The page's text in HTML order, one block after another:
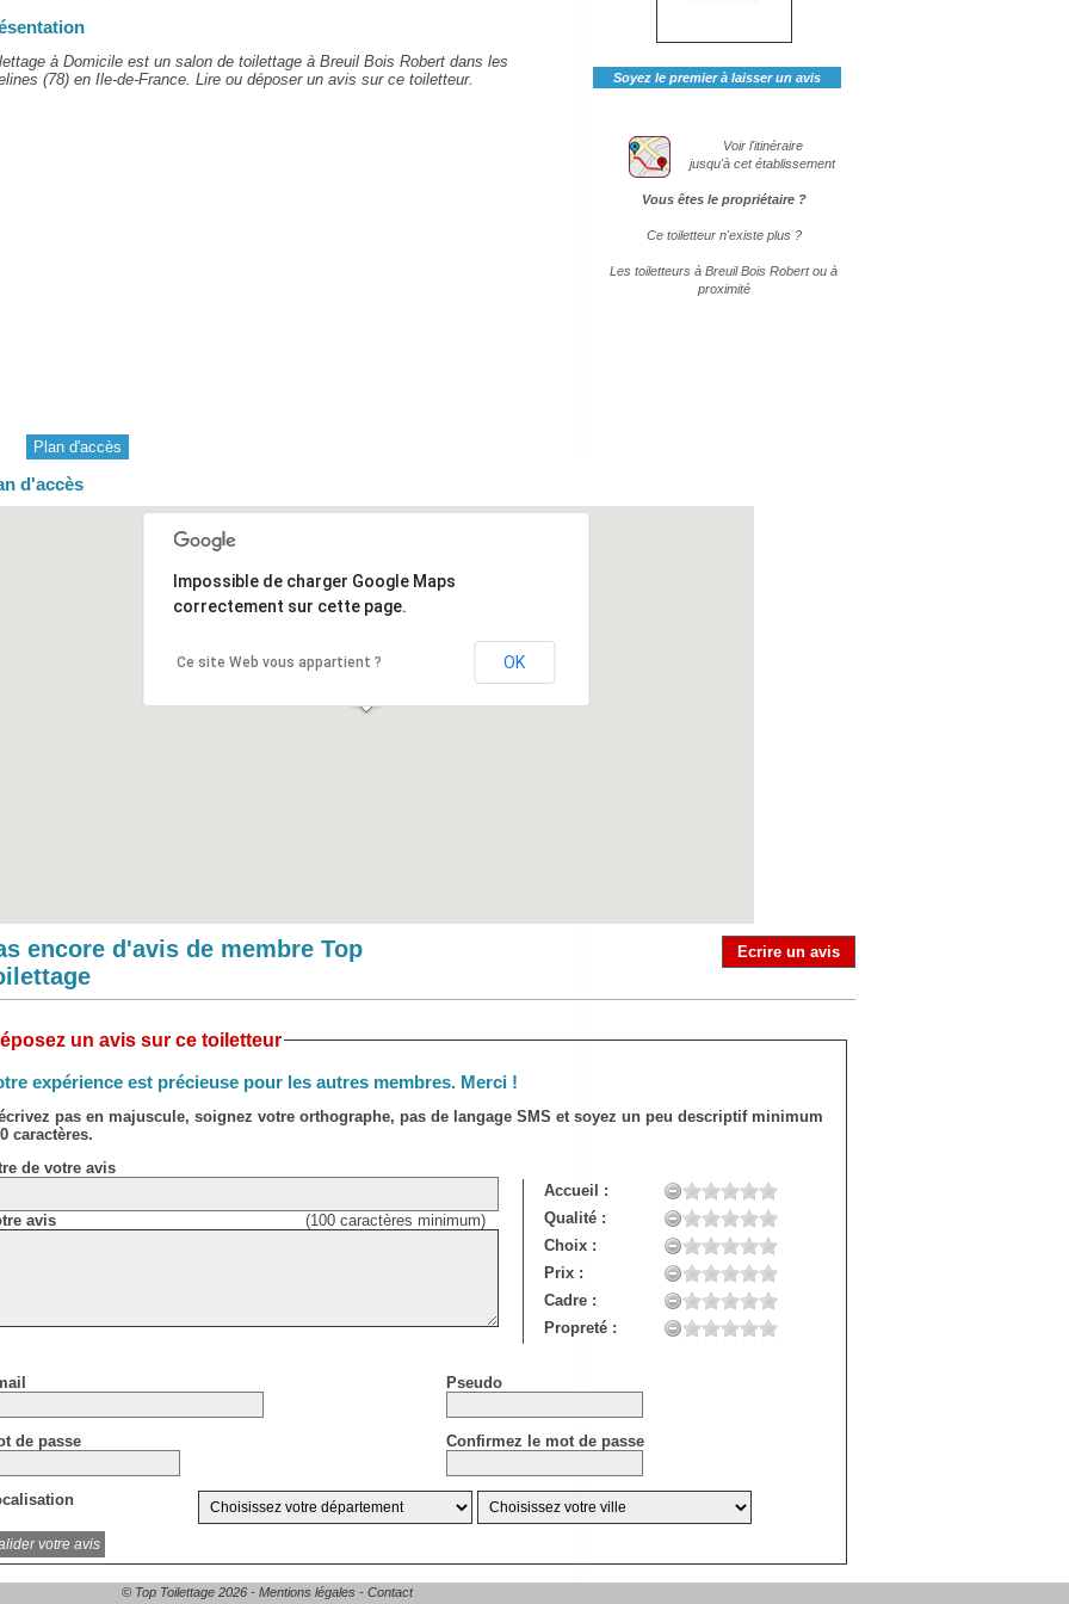
à Domicile est un salon de toilettage à Breuil Bois Robert dans les
(78) en Ile-de-France. Lire ou déposer un avis sur ce toiletteur.
Soyez le premier à laisser un avis
Voir l'itinéraire
jusqu'à cet établissement
Vous êtes le propriétaire ?
Ce toiletteur n'existe plus ?
Les toiletteurs à Breuil Bois Robert ou à
proximité
Plan d'accès
d'accès
Impossible de charger Google Maps
correctement sur cette page.
Ce site Web vous appartient ? OK
encore d'avis de membre Top
Ecrire un avis
un avis sur ce toiletteur
expérience est précieuse pour les autres membres. Merci !
pas en majuscule, soignez votre orthographe, pas de langage SMS et soyez un peu descriptif minimum
caractères.
de votre avis
avis (100 caractères minimum)
Accueil :
Qualité :
Choix :
Prix :
Cadre :
Propreté :
Pseudo
de passe Confirmez le mot de passe
© Top Toilettage 2026 - Mentions légales - Contact